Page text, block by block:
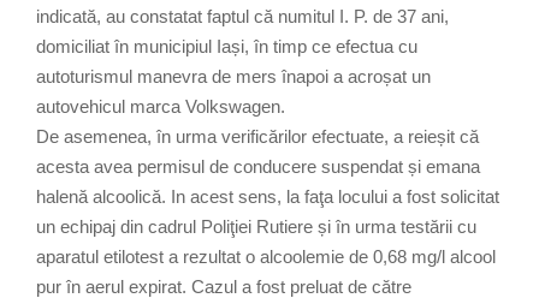
indicată, au constatat faptul că numitul I. P. de 37 ani,
domiciliat în municipiul Iași, în timp ce efectua cu
autoturismul manevra de mers înapoi a acroșat un
autovehicul marca Volkswagen.
De asemenea, în urma verificărilor efectuate, a reieșit că
acesta avea permisul de conducere suspendat și emana
halenă alcoolică. In acest sens, la faţa locului a fost solicitat
un echipaj din cadrul Poliţiei Rutiere și în urma testării cu
aparatul etilotest a rezultat o alcoolemie de 0,68 mg/l alcool
pur în aerul expirat. Cazul a fost preluat de către